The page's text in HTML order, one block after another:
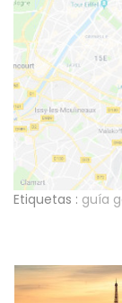
Etiquetas : guía